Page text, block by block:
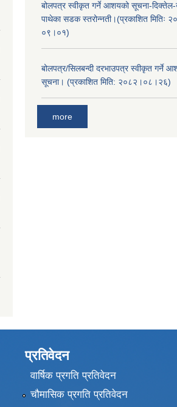
बोलपत्र स्वीकृत गर्ने आशयको सूचना-दिक्तेल-
पाथेका सडक स्तरोन्नती।(प्रकाशित मितिः
०९।०१)
बोलपत्र/सिलबन्दी दरभाउपत्र स्वीकृत गर्ने
सूचना। (प्रकाशित मिति: २०८२।०८।२६)
more
प्रतिवेदन
वार्षिक प्रगति प्रतिवेदन
चौमासिक प्रगति प्रतिवेदन